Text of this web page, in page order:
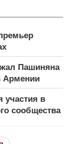
Пашиняна
Армении
участия в
сообщества